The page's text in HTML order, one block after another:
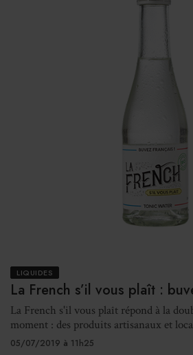
LIQUIDES
La French s’il vous plaît :
La French s'il vous plaît répond à la
moment : des produits artisanaux et
05/07/2019 à 11h25